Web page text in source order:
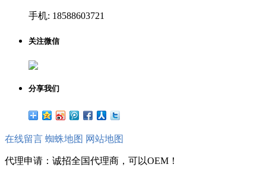
手机: 18588603721
关注微信
分享我们
在线留言 蜘蛛地图 网站地图
代理申请：诚招全国代理商，可以OEM！